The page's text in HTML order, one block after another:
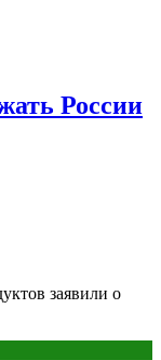
России
заявили о